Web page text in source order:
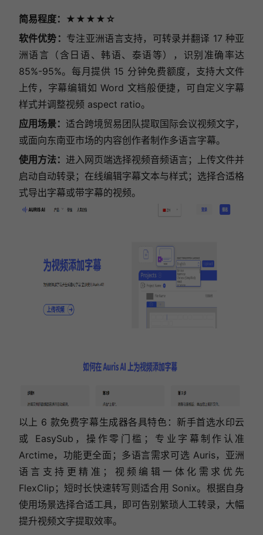
简易程度：★★★★☆
软件优势： 专注亚洲语言支持，可转录并翻译 17 种亚
洲语言（含日语、韩语、泰语等），识别准确率达
85%-95%。每月提供 15 分钟免费额度，支持大文件
上传，字幕编辑如 Word 文档般便捷，可自定义字幕
样式并调整视频 aspect ratio。
应用场景： 适合跨境贸易团队提取国际会议视频文字，
或面向东南亚市场的内容创作者制作多语言字幕。
使用方法： 进入网页端选择视频音频语言；上传文件并
启动自动转录；在线编辑字幕文本与样式；选择合适格
式导出字幕或带字幕的视频。
以上 6 款免费字幕生成器各具特色：新手首选水印云
或 EasySub，操作零门槛；专业字幕制作认准
Arctime，功能更全面；多语言需求可选 Auris，亚洲
语言支持更精准；视频编辑一体化需求优先
FlexClip；短时长快速转写则适合用 Sonix。根据自身
使用场景选择合适工具，即可告别繁琐人工转录，大幅
提升视频文字提取效率。